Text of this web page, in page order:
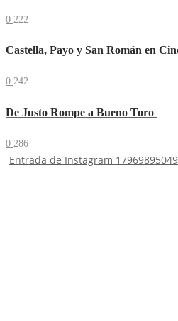
0 222
Castella, Payo y San Román en
0 242
De Justo Rompe a Bueno Toro
0 286
Entrada de Instagram